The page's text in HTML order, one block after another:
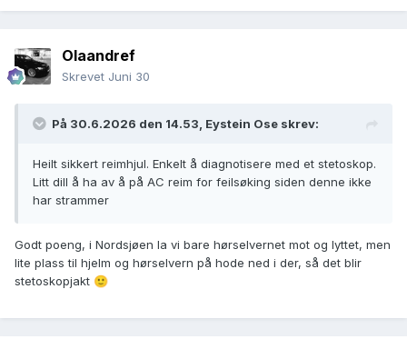
Olaandref
Skrevet Juni 30
På 30.6.2026 den 14.53, Eystein Ose skrev:
Heilt sikkert reimhjul. Enkelt å diagnotisere med et stetoskop.
Litt dill å ha av å på AC reim for feilsøking siden denne ikke
har strammer
Godt poeng, i Nordsjøen la vi bare hørselvernet mot og lyttet, men
lite plass til hjelm og hørselvern på hode ned i der, så det blir
stetoskopjakt 🙂